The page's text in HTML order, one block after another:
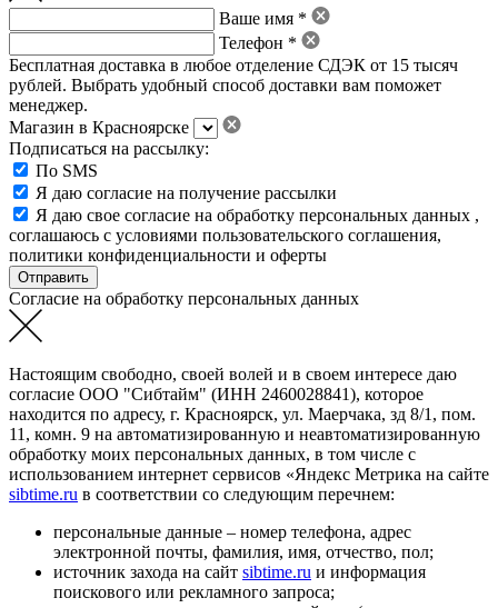
Ваше имя *
Телефон *
Бесплатная доставка в любое отделение СДЭК от 15 тысяч
рублей. Выбрать удобный способ доставки вам поможет
менеджер.
Магазин в Красноярске
Подписаться на рассылку:
По SMS
Я даю согласие на получение рассылки
Я даю свое согласие на обработку персональных данных ,
соглашаюсь с условиями пользовательского соглашения,
политики конфиденциальности и оферты
Согласие на обработку персональных данных
Настоящим свободно, своей волей и в своем интересе даю
согласие ООО "Сибтайм" (ИНН 2460028841), которое
находится по адресу, г. Красноярск, ул. Маерчака, зд 8/1, пом.
11, комн. 9 на автоматизированную и неавтоматизированную
обработку моих персональных данных, в том числе с
использованием интернет сервисов «Яндекс Метрика на сайте
sibtime.ru в соответствии со следующим перечнем:
персональные данные – номер телефона, адрес
электронной почты, фамилия, имя, отчество, пол;
источник захода на сайт sibtime.ru и информация
поискового или рекламного запроса;